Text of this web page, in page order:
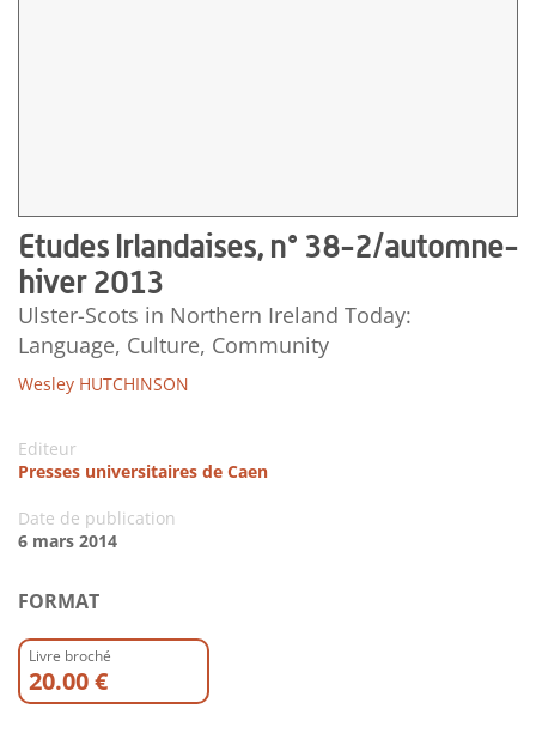
Etudes Irlandaises, n° 38-2/automne-
hiver 2013
Ulster-Scots in Northern Ireland Today:
Language, Culture, Community
Wesley HUTCHINSON
Editeur
Presses universitaires de Caen
Date de publication
6 mars 2014
FORMAT
Livre broché
20.00 €